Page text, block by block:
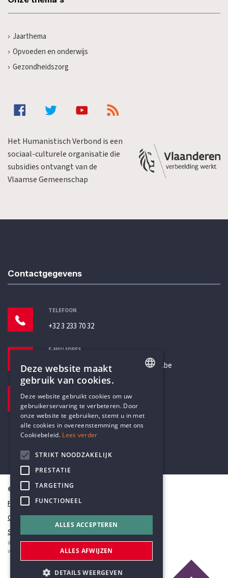
Jaarthema
Opvoeden en onderwijs
Gezondheidszorg
Het Humanistisch Verbond is een
sociaal-culturele organisatie die
subsidies ontvangt van de
Vlaamse Gemeenschap
Contactgegevens
TELEFOON
+32 3 233 70 32
E-MAILADRES
secretariaat@humanistischverbond.be
Pottenbrug 4
Antwerpen, 2000
© Humanistisch Verbond 2026
Privacy
Cookiestatement
Sitemap
#codedwithlove byCodelines
webapplicaties
mobiele apps&maatwerk websites
DUTCH
Deze website maakt
gebruik van cookies.
Deze website gebruikt cookies om uw
gebruikerservaring te verbeteren. Door
onze website te gebruiken, stemt u in met
alle cookies in overeenstemming met ons
Cookiebeleid. Lees verder
STRIKT NOODZAKELIJK
PRESTATIE
TARGETING
FUNCTIONEEL
ALLES ACCEPTEREN
ALLES AFWIJZEN
DETAILS WEERGEVEN